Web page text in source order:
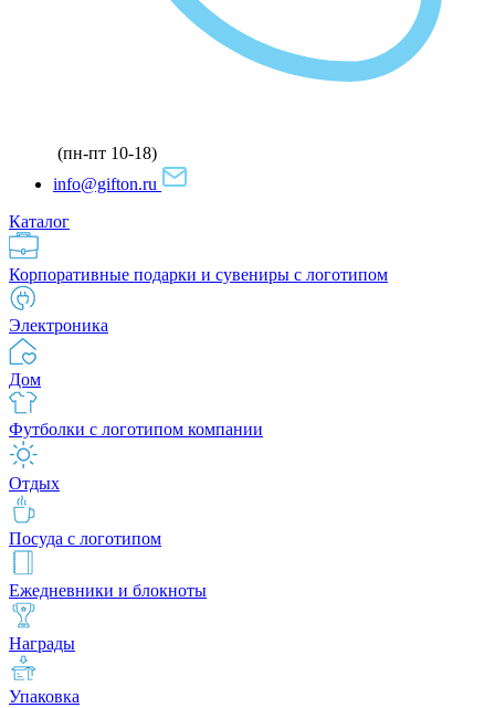
(пн-пт 10-18)
info@gifton.ru
Каталог
Корпоративные подарки и сувениры с логотипом
Электроника
Дом
Футболки с логотипом компании
Отдых
Посуда с логотипом
Ежедневники и блокноты
Награды
Упаковка